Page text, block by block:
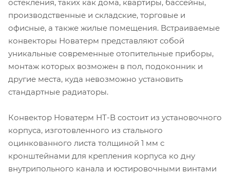
остекления, таких как дома, квартиры, бассейны,
производственные и складские, торговые и
офисные, а также жилые помещения. Встраиваемые
конвекторы Новатерм представляют собой
уникальные современные отопительные приборы,
монтаж которых возможен в пол, подоконник и
другие места, куда невозможно установить
стандартные радиаторы.
Конвектор Новатерм НТ-В состоит из установочного
корпуса, изготовленного из стального
оцинкованного листа толщиной 1 мм с
кронштейнами для крепления корпуса ко дну
внутрипольного канала и юстировочными винтами